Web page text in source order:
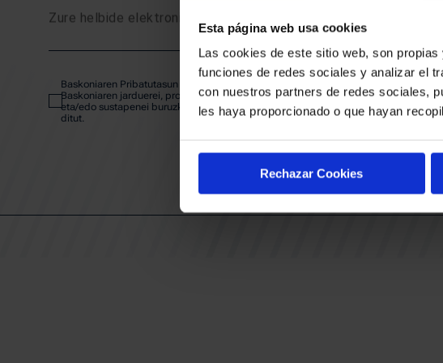
Esta página web usa cookies
Las cookies de este sitio web, son
funciones de redes sociales y analizar el
con nuestros partners de redes sociales,
les haya proporcionado o que hayan
Rechazar Cookies
EGUTEGIA
KLUBA
Zure helbide elektronikoa
Baskoniaren Pribatutasun politika irakurri eta onartzen dut eta
Baskoniaren jarduerei, produktuei, zerbitzuei, lehiaketei, eskaintzei
eta/edo sustapenei buruzko komunikazio elektronikoak jaso nahi
ditut.